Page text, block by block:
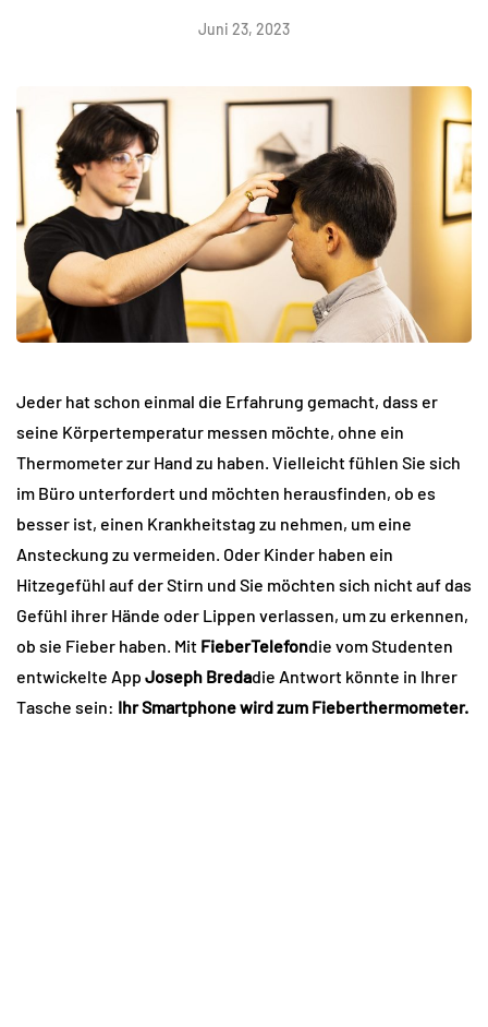
Juni 23, 2023
Jeder hat schon einmal die Erfahrung gemacht, dass er
seine Körpertemperatur messen möchte, ohne ein
Thermometer zur Hand zu haben. Vielleicht fühlen Sie sich
im Büro unterfordert und möchten herausfinden, ob es
besser ist, einen Krankheitstag zu nehmen, um eine
Ansteckung zu vermeiden. Oder Kinder haben ein
Hitzegefühl auf der Stirn und Sie möchten sich nicht auf das
Gefühl ihrer Hände oder Lippen verlassen, um zu erkennen,
ob sie Fieber haben. Mit FieberTelefondie vom Studenten
entwickelte App Joseph Bredadie Antwort könnte in Ihrer
Tasche sein: Ihr Smartphone wird zum Fieberthermometer.